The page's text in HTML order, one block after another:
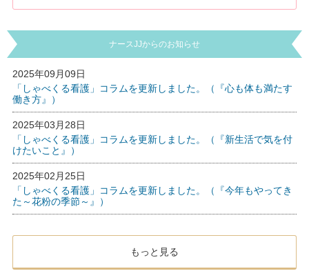
ナースJJからのお知らせ
2025年09月09日
「しゃべくる看護」コラムを更新しました。（『心も体も満たす
働き方』）
2025年03月28日
「しゃべくる看護」コラムを更新しました。（『新生活で気を付
けたいこと』）
2025年02月25日
「しゃべくる看護」コラムを更新しました。（『今年もやってき
た～花粉の季節～』）
もっと見る